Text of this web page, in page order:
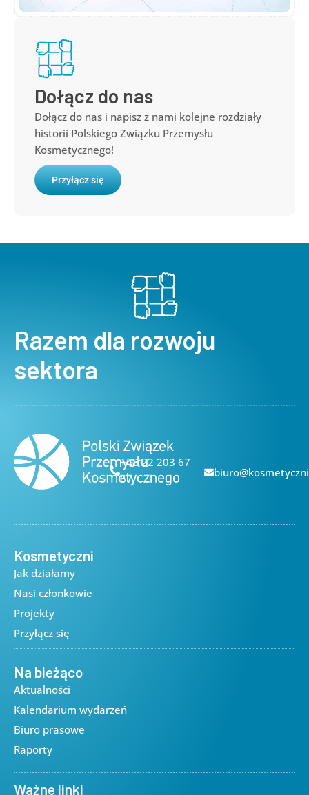
Dołącz do nas
Dołącz do nas i napisz z nami kolejne rozdziały
historii Polskiego Związku Przemysłu
Kosmetycznego!
Przyłącz się
Razem dla rozwoju
sektora
+48 22 203 67
67
Kosmetyczni
Jak działamy
Nasi członkowie
Projekty
Przyłącz się
Na bieżąco
Aktualności
Kalendarium wydarzeń
Biuro prasowe
Raporty
Ważne linki